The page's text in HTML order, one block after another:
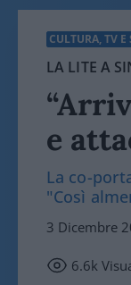
CULTURA, TV E
LA LITE A
e
La co-
"Così
3 Dicembre
6.6k